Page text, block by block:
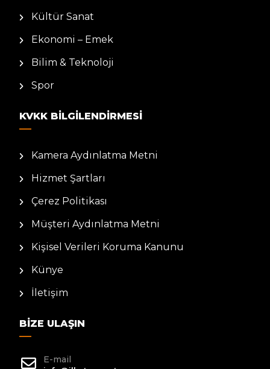
Kültür Sanat
Ekonomi – Emek
Bilim & Teknoloji
Spor
KVKK BILGILENDIRMESI
Kamera Aydınlatma Metni
Hizmet Şartları
Çerez Politikası
Müşteri Aydınlatma Metni
Kişisel Verileri Koruma Kanunu
Künye
İletişim
BIZE ULAŞIN
E-mail